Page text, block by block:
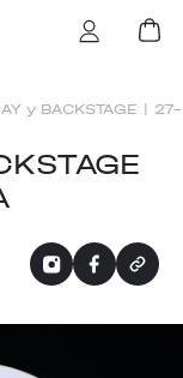
у BACKSTAGE |